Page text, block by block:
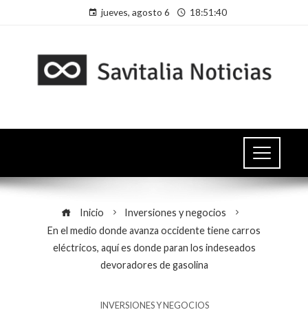
jueves, agosto 6 18:51:41
Inicio
Inversiones y negocios
En el medio donde avanza occidente tiene carros
eléctricos, aquí es donde paran los indeseados
devoradores de gasolina
INVERSIONES Y NEGOCIOS